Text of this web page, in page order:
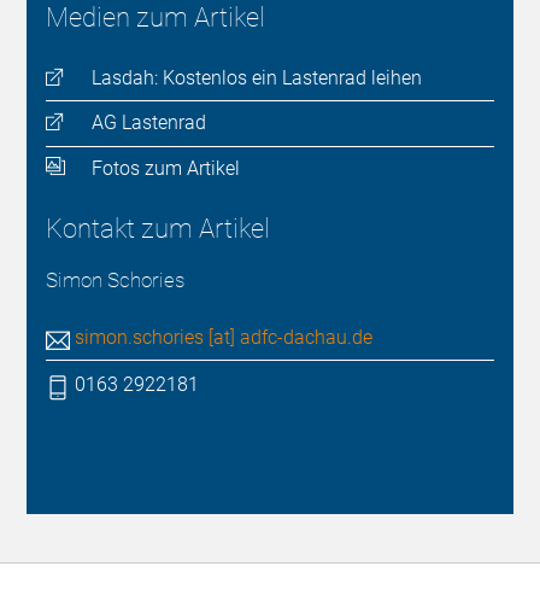
Medien zum Artikel
Lasdah: Kostenlos ein Lastenrad leihen
AG Lastenrad
Fotos zum Artikel
Kontakt zum Artikel
Simon Schories
simon.schories [at] adfc-dachau.de
0163 2922181